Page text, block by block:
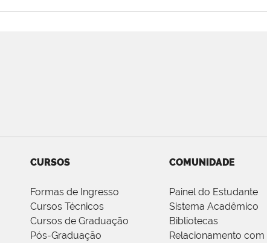
CURSOS
Formas de Ingresso
Cursos Técnicos
Cursos de Graduação
Pós-Graduação
COMUNIDADE
Painel do Estudante
Sistema Acadêmico
Bibliotecas
Relacionamento com